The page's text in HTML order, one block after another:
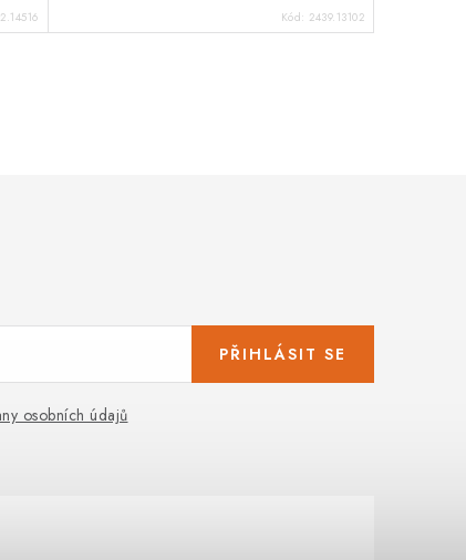
Kód: 2439.13102
osobních údajů
PŘIHLÁSIT SE